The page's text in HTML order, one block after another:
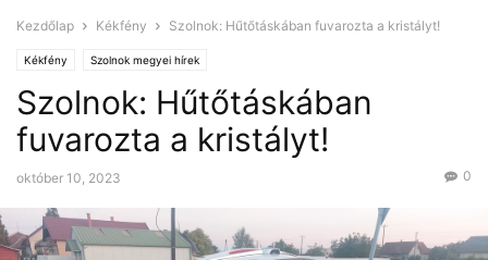
Kezdőlap Kékfény Szolnok: Hűtőtáskában fuvarozta a kristályt!
Kékfény Szolnok megyei hírek
Szolnok: Hűtőtáskában
fuvarozta a kristályt!
október 10, 2023 0